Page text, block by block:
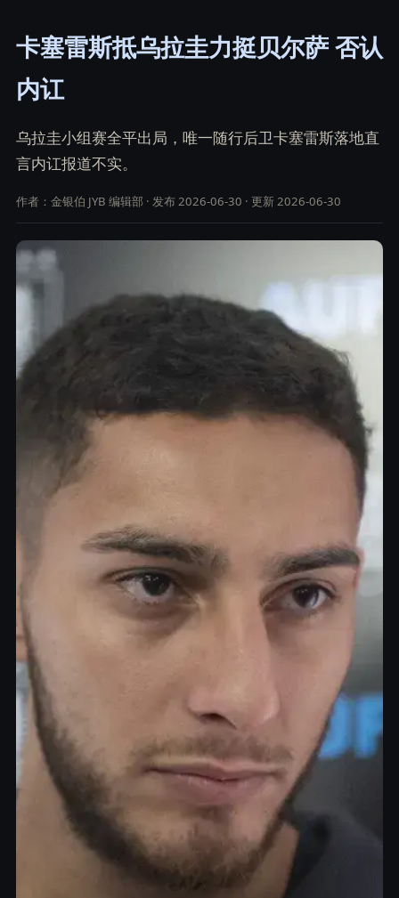
卡塞雷斯抵乌拉圭力挺贝尔萨 否认
内讧
乌拉圭小组赛全平出局，唯一随行后卫卡塞雷斯落地直
言内讧报道不实。
作者：金银伯 JYB 编辑部 · 发布 2026-06-30 · 更新 2026-06-30